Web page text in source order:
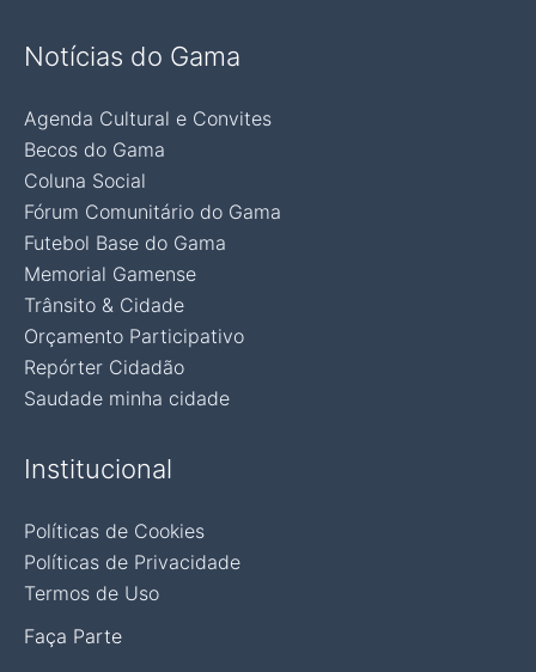
Notícias do Gama
Agenda Cultural e Convites
Becos do Gama
Coluna Social
Fórum Comunitário do Gama
Futebol Base do Gama
Memorial Gamense
Trânsito & Cidade
Orçamento Participativo
Repórter Cidadão
Saudade minha cidade
Institucional
Políticas de Cookies
Políticas de Privacidade
Termos de Uso
Faça Parte